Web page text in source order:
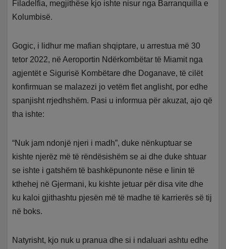
Filadelfia, megjithëse kjo ishte nisur nga Barranquilla e
Kolumbisë.
Gogic, i lidhur me mafian shqiptare, u arrestua më 30
tetor 2022, në Aeroportin Ndërkombëtar të Miamit nga
agjentët e Sigurisë Kombëtare dhe Doganave, të cilët
konfirmuan se malazezi jo vetëm flet anglisht, por edhe
spanjisht rrjedhshëm. Pasi u informua për akuzat, ajo që
tha ishte:
“Nuk jam ndonjë njeri i madh”, duke nënkuptuar se
kishte njerëz më të rëndësishëm se ai dhe duke shtuar
se ishte i gatshëm të bashkëpunonte nëse e linin të
kthehej në Gjermani, ku kishte jetuar për disa vite dhe
ku kaloi gjithashtu pjesën më të madhe të karrierës së tij
në boks.
Natyrisht, kjo nuk u pranua dhe si i ndaluari ashtu edhe